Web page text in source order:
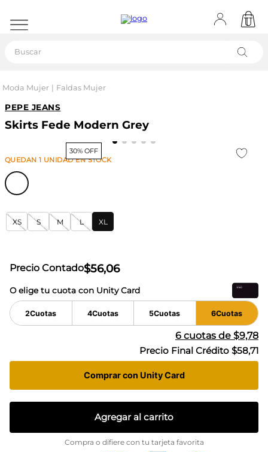
Moda Mujer Faldas Mujer
PEPE JEANS
Skirts Fede Modern Grey
30% OFF
QUEDAN1 UNIDADEN STOCK
XS S M L XL
Precio Contado$56,06
O elige tu cuota con Unity Card
2Cuotas 4Cuotas 5Cuotas 6Cuotas
6 cuotas de $9,78
Precio Final Crédito $58,71
Comprar con Unity Card
Agregar al carrito
Compra o difiere con tu tarjeta favorita